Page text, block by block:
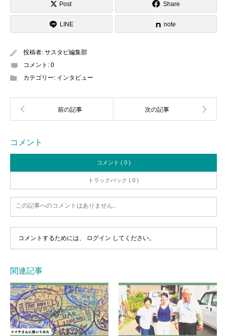
Post Share
LINE note
投稿者: サスタビ編集部
コメント: 0
カテゴリー: インタビュー
コメント
コメント ( 0 )
トラックバック ( 0 )
この記事へのコメントはありません。
コメントするためには、 ログイン してください。
関連記事